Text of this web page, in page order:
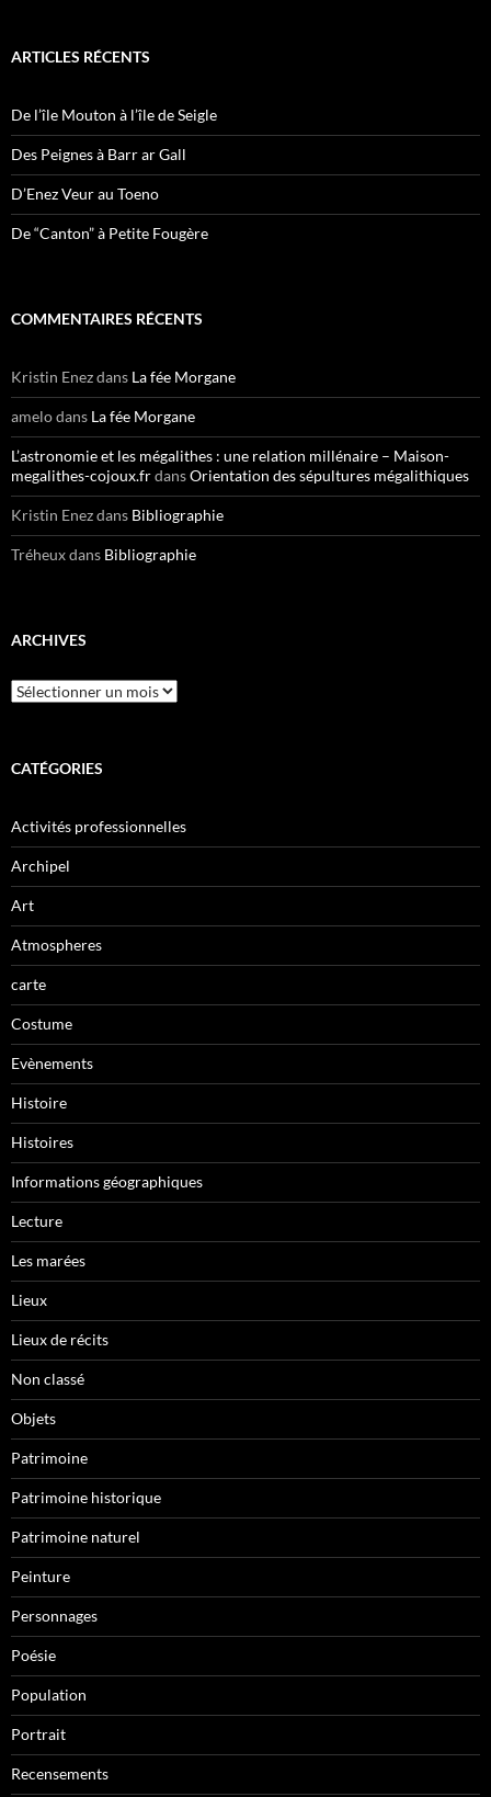
ARTICLES RÉCENTS
De l’île Mouton à l’île de Seigle
Des Peignes à Barr ar Gall
D’Enez Veur au Toeno
De “Canton” à Petite Fougère
COMMENTAIRES RÉCENTS
Kristin Enezdans La fée Morgane
amelodans La fée Morgane
L’astronomie et les mégalithes : une relation millénaire – Maison-
megalithes-cojoux.frdansOrientation des sépultures mégalithiques
Kristin Enezdans Bibliographie
Tréheuxdans Bibliographie
ARCHIVES
CATÉGORIES
Activités professionnelles
Archipel
Art
Atmospheres
carte
Costume
Evènements
Histoire
Histoires
Informations géographiques
Lecture
Les marées
Lieux
Lieux de récits
Non classé
Objets
Patrimoine
Patrimoine historique
Patrimoine naturel
Peinture
Personnages
Poésie
Population
Portrait
Recensements